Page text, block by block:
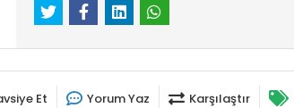
Et Yorum Yaz Karşılaştır